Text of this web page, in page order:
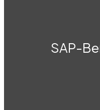
SAP-